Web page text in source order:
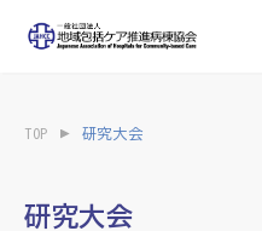
TOP 研究大会
研究大会